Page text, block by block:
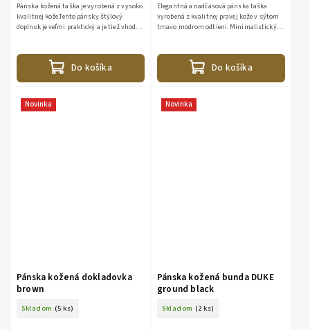
Do košíka
Pánska kožená taška je vyrobená z vysoko
kvalitnej kože.Tento pánsky štýlový
doplnok je veľmi praktický a je tiež vhodný
Do košíka
Elegantná a nadčasová pánska taška
vyrobená z kvalitnej pravej kože v sýtom
tmavo modrom odtieni. Minimalistický
Novinka
Pánska kožená dokladovka
brown
Skladom (5 ks)
Novinka
Pánska kožená bunda DUKE
ground black
Skladom (2 ks)